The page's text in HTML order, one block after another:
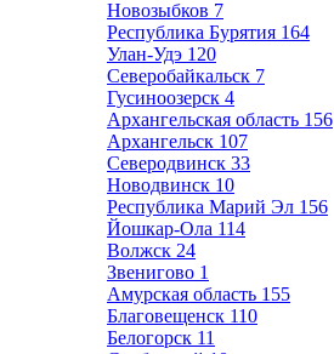
Новозыбков 7
Республика Бурятия 164
Улан-Удэ 120
Северобайкальск 7
Гусиноозерск 4
Архангельская область 156
Архангельск 107
Северодвинск 33
Новодвинск 10
Республика Марий Эл 156
Йошкар-Ола 114
Волжск 24
Звенигово 1
Амурская область 155
Благовещенск 110
Белогорск 11